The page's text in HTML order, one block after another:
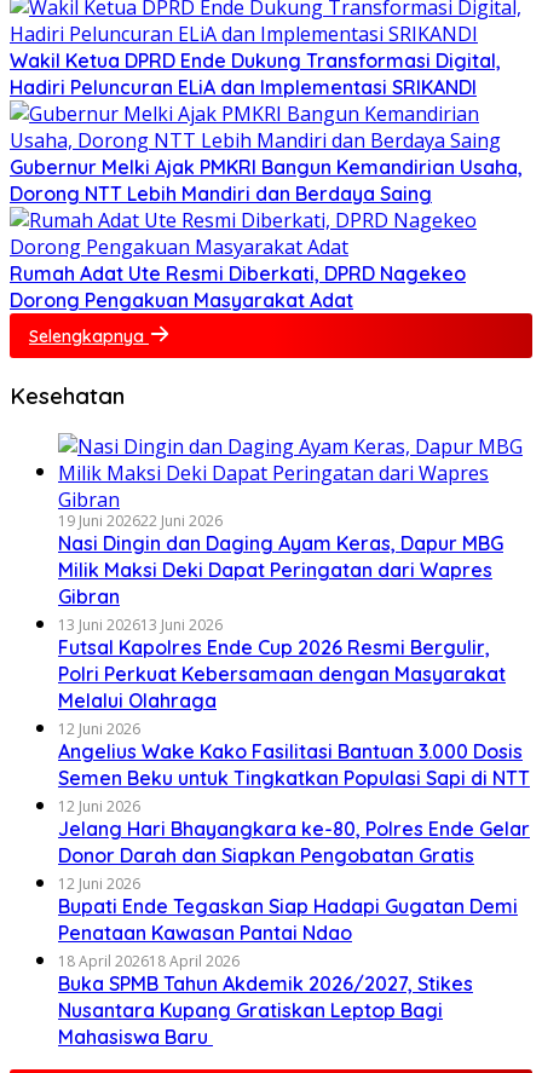
Wakil Ketua DPRD Ende Dukung Transformasi Digital,
Hadiri Peluncuran ELiA dan Implementasi SRIKANDI
Gubernur Melki Ajak PMKRI Bangun Kemandirian Usaha,
Dorong NTT Lebih Mandiri dan Berdaya Saing
Rumah Adat Ute Resmi Diberkati, DPRD Nagekeo
Dorong Pengakuan Masyarakat Adat
Selengkapnya
Kesehatan
19 Juni 202622 Juni 2026
Nasi Dingin dan Daging Ayam Keras, Dapur MBG
Milik Maksi Deki Dapat Peringatan dari Wapres
Gibran
13 Juni 202613 Juni 2026
Futsal Kapolres Ende Cup 2026 Resmi Bergulir,
Polri Perkuat Kebersamaan dengan Masyarakat
Melalui Olahraga
12 Juni 2026
Angelius Wake Kako Fasilitasi Bantuan 3.000 Dosis
Semen Beku untuk Tingkatkan Populasi Sapi di NTT
12 Juni 2026
Jelang Hari Bhayangkara ke-80, Polres Ende Gelar
Donor Darah dan Siapkan Pengobatan Gratis
12 Juni 2026
Bupati Ende Tegaskan Siap Hadapi Gugatan Demi
Penataan Kawasan Pantai Ndao
18 April 202618 April 2026
Buka SPMB Tahun Akdemik 2026/2027, Stikes
Nusantara Kupang Gratiskan Leptop Bagi
Mahasiswa Baru